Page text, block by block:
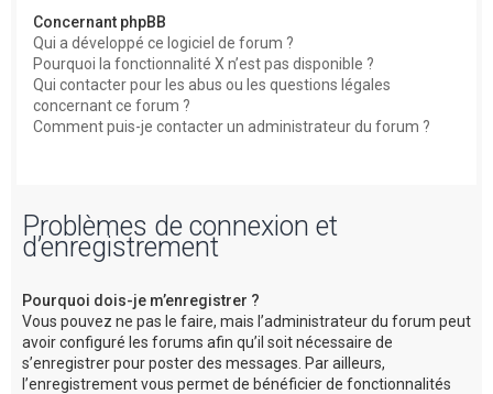
Concernant phpBB
Qui a développé ce logiciel de forum ?
Pourquoi la fonctionnalité X n’est pas disponible ?
Qui contacter pour les abus ou les questions légales
concernant ce forum ?
Comment puis-je contacter un administrateur du forum ?
Problèmes de connexion et
d’enregistrement
Pourquoi dois-je m’enregistrer ?
Vous pouvez ne pas le faire, mais l’administrateur du forum peut
avoir configuré les forums afin qu’il soit nécessaire de
s’enregistrer pour poster des messages. Par ailleurs,
l’enregistrement vous permet de bénéficier de fonctionnalités